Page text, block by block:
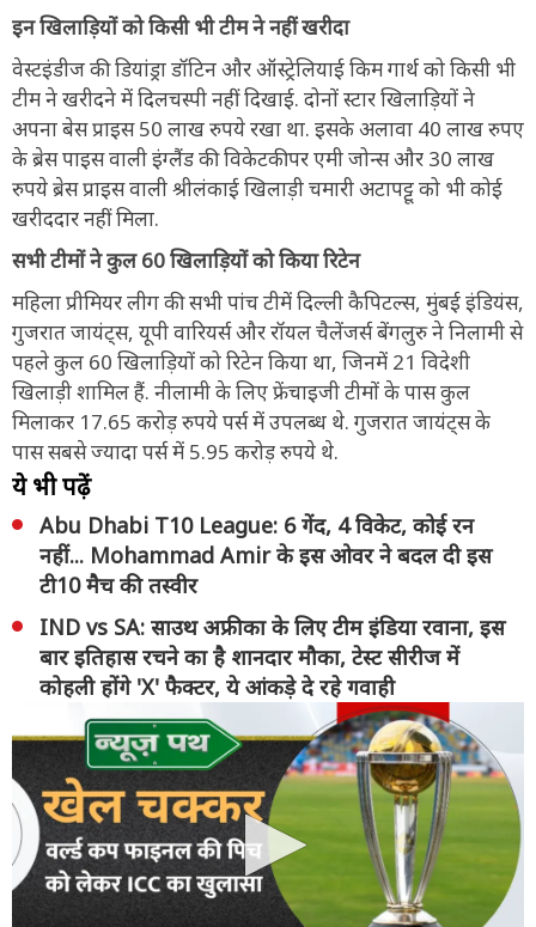
इन खिलाड़ियों को किसी भी टीम ने नहीं खरीदा
वेस्टइंडीज की डियांड्रा डॉटिन और ऑस्ट्रेलियाई किम गार्थ को किसी भी
टीम ने खरीदने में दिलचस्पी नहीं दिखाई. दोनों स्टार खिलाड़ियों ने
अपना बेस प्राइस 50 लाख रुपये रखा था. इसके अलावा 40 लाख रुपए
के ब्रेस पाइस वाली इंग्लैंड की विकेटकीपर एमी जोन्स और 30 लाख
रुपये ब्रेस प्राइस वाली श्रीलंकाई खिलाड़ी चमारी अटापट्टू को भी कोई
खरीददार नहीं मिला.
सभी टीमों ने कुल 60 खिलाड़ियों को किया रिटेन
महिला प्रीमियर लीग की सभी पांच टीमें दिल्ली कैपिटल्स, मुंबई इंडियंस,
गुजरात जायंट्स, यूपी वारियर्स और रॉयल चैलेंजर्स बेंगलुरु ने निलामी से
पहले कुल 60 खिलाड़ियों को रिटेन किया था, जिनमें 21 विदेशी
खिलाड़ी शामिल हैं. नीलामी के लिए फ्रेंचाइजी टीमों के पास कुल
मिलाकर 17.65 करोड़ रुपये पर्स में उपलब्ध थे. गुजरात जायंट्स के
पास सबसे ज्यादा पर्स में 5.95 करोड़ रुपये थे.
ये भी पढ़ें
Abu Dhabi T10 League: 6 गेंद, 4 विकेट, कोई रन
नहीं... Mohammad Amir के इस ओवर ने बदल दी इस
टी10 मैच की तस्वीर
IND vs SA: साउथ अफ्रीका के लिए टीम इंडिया रवाना, इस
बार इतिहास रचने का है शानदार मौका, टेस्ट सीरीज में
कोहली होंगे 'X' फैक्टर, ये आंकड़े दे रहे गवाही